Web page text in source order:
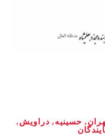
, حسینیه, دراویش,